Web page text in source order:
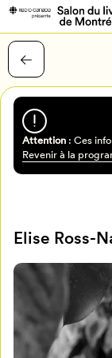
Attention: Ces
Revenir à la
Elise Ross-